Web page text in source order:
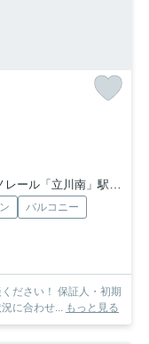
ル「立川南」駅 徒歩6分
バルコニー
証人・初期
に合わせ... もっと見る